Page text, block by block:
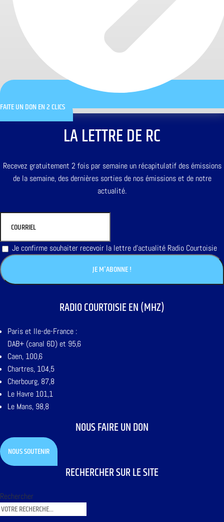
FAITE UN DON EN 2 CLICS
LA LETTRE DE RC
Recevez gratuitement 2 fois par semaine un récapitulatif des émissions
de la semaine, des dernières sorties de nos émissions et de notre
actualité.
Je confirme souhaiter recevoir la lettre d'actualité Radio Courtoisie
RADIO COURTOISIE EN (MHZ)
Paris et Ile-de-France :
DAB+ (canal 6D) et 95,6
Caen, 100,6
Chartres, 104,5
Cherbourg, 87,8
Le Havre 101,1
Le Mans, 98,8
NOUS FAIRE UN DON
NOUS SOUTENIR
RECHERCHER SUR LE SITE
Rechercher